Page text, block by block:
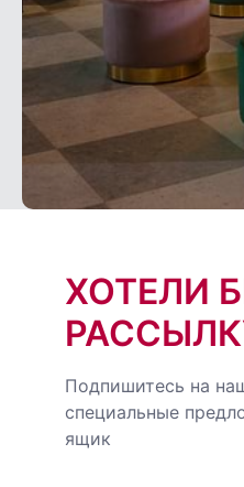
ХОТЕЛИ
Подпишитесь на
специальные
ящик